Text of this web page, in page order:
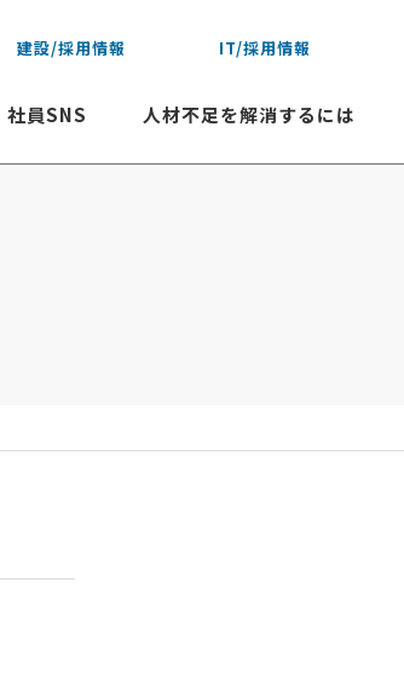
建設/採用情報 IT/採用情報
社員SNS 人材不足を解消するには